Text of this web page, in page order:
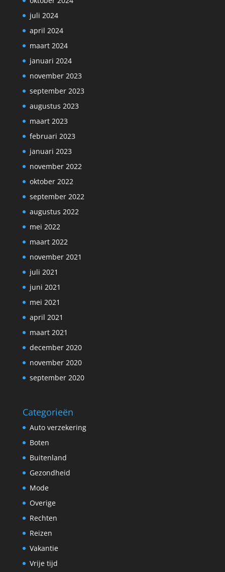
juli 2024
april 2024
maart 2024
januari 2024
november 2023
september 2023
augustus 2023
maart 2023
februari 2023
januari 2023
november 2022
oktober 2022
september 2022
augustus 2022
mei 2022
maart 2022
november 2021
juli 2021
juni 2021
mei 2021
april 2021
maart 2021
december 2020
november 2020
september 2020
Categorieën
Auto verzekering
Boten
Buitenland
Gezondheid
Mode
Overige
Rechten
Reizen
Vakantie
Vrije tijd